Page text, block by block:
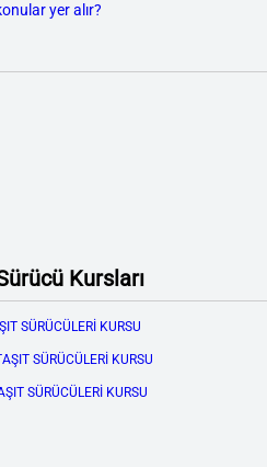
yer alır?
Kursları
SÜRÜCÜLERİ KURSU
SÜRÜCÜLERİ KURSU
SÜRÜCÜLERİ KURSU